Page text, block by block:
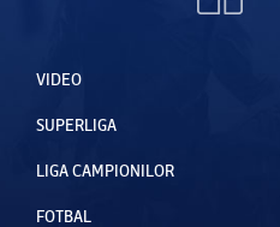
VIDEO
SUPERLIGA
LIGA CAMPIONILOR
FOTBAL